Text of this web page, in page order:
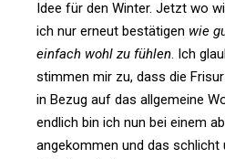
Idee für den Winter. Jetzt wo
ich nur erneut bestä­tigen wie
ein­fach wohl zu fühlen. Ich
stimmen mir zu, dass die
in Bezug auf das all­ge­meine
end­lich bin ich nun bei einem
ange­kommen und das schlicht